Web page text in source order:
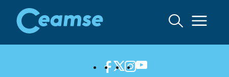
contenido